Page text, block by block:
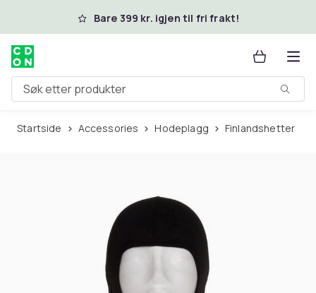
Hopp til hovedinnholdBare 399 kr. igjen til fri frakt!
Søk etter produkter
Startside Accessories Hodeplagg Finlandshetter